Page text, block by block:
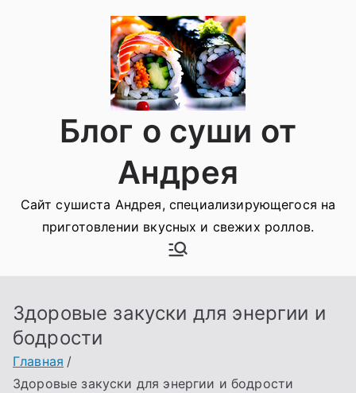
Блог о суши от
Андрея
Сайт сушиста Андрея, специализирующегося на
приготовлении вкусных и свежих роллов.
Здоровые закуски для энергии и
бодрости
Главная
Здоровые закуски для энергии и бодрости